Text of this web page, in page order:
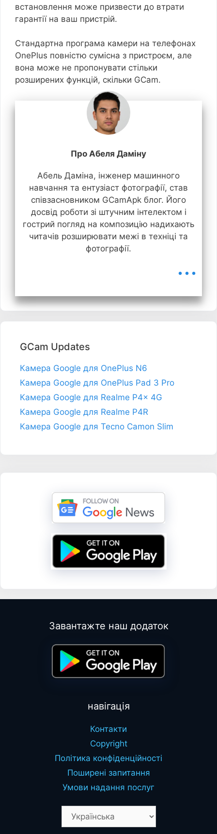
встановлення може призвести до втрати
гарантії на ваш пристрій.
Стандартна програма камери на телефонах
OnePlus повністю сумісна з пристроєм, але
вона може не пропонувати стільки
розширених функцій, скільки GCam.
Про Абеля Даміну
Абель Даміна, інженер машинного
навчання та ентузіаст фотографії, став
співзасновником GCamApk блог. Його
досвід роботи зі штучним інтелектом і
гострий погляд на композицію надихають
читачів розширювати межі в техніці та
фотографії.
...
GCam Updates
Камера Google для OnePlus N6
Камера Google для OnePlus Pad 3 Pro
Камера Google для Realme P4x 4G
Камера Google для Realme P4R
Камера Google для Tecno Camon Slim
Завантажте наш додаток
навігація
Контакти
Copyright
Політика конфіденційності
Поширені запитання
Умови надання послуг